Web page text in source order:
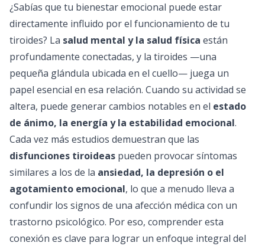
¿Sabías que tu bienestar emocional puede estar
directamente influido por el funcionamiento de tu
tiroides? La salud mental y la salud física están
profundamente conectadas, y la tiroides —una
pequeña glándula ubicada en el cuello— juega un
papel esencial en esa relación. Cuando su actividad se
altera, puede generar cambios notables en el estado
de ánimo, la energía y la estabilidad emocional.
Cada vez más estudios demuestran que las
disfunciones tiroideas pueden provocar síntomas
similares a los de la ansiedad, la depresión o el
agotamiento emocional, lo que a menudo lleva a
confundir los signos de una afección médica con un
trastorno psicológico. Por eso, comprender esta
conexión es clave para lograr un enfoque integral del